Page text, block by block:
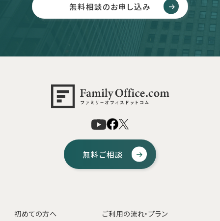
無料相談のお申し込み
無料ご相談
初めての方へ ご利用の流れ・プラン